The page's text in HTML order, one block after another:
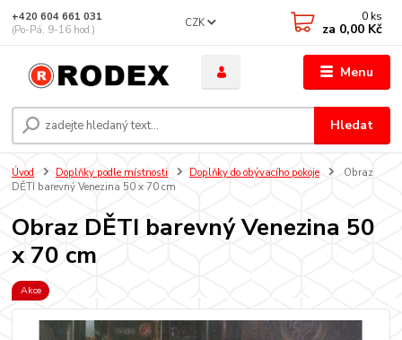
Menu
CZK
Hledat
+420 604 661 031
(Po-Pá, 9-16 hod.)
0 ks
za 0,00 Kč
Úvod Doplňky podle místnosti Doplňky do obývacího pokoje
Obraz
DĚTI barevný Venezina 50 x 70 cm
Obraz DĚTI barevný Venezina 50
x 70 cm
Akce